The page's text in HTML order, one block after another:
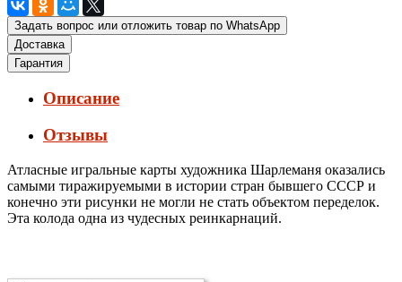
Задать вопрос или отложить товар по WhatsApp
Доставка
Гарантия
Описание
Отзывы
Атласные игральные карты художника Шарлеманя оказались
самыми тиражируемыми в истории стран бывшего СССР и
конечно эти рисунки не могли не стать объектом переделок.
Эта колода одна из чудесных реинкарнаций.